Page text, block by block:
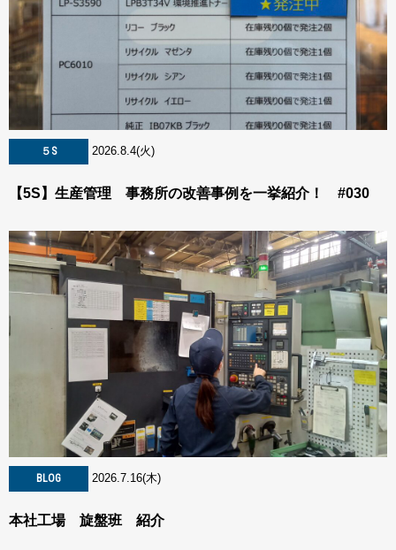
５S 2026.8.4(火)
【5S】生産管理 事務所の改善事例を一挙紹介！ #030
BLOG 2026.7.16(木)
本社工場 旋盤班 紹介